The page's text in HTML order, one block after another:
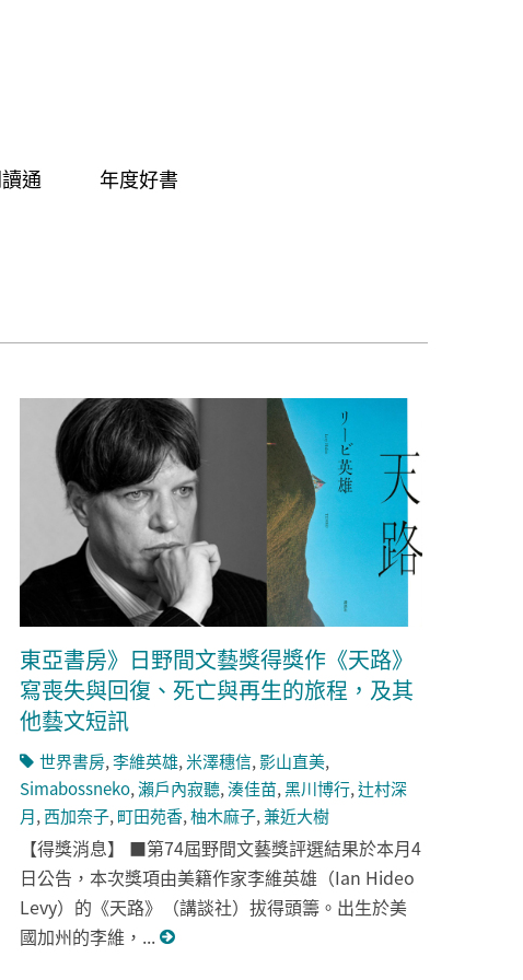
通 年度好書
東亞書房》日野間文藝獎得獎作《天路》
寫喪失與回復、死亡與再生的旅程，及其
他藝文短訊
世界書房,李維英雄,米澤穗信,影山直美,
Simabossneko,瀨戶內寂聽,湊佳苗,黑川博行,辻村深
月,西加奈子, 町田苑香,柚木麻子,兼近大樹
【得獎消息】 ■第74屆野間文藝獎評選結果於本月4
日公告，本次獎項由美籍作家李維英雄（Ian Hideo
Levy）的《天路》（講談社）拔得頭籌。出生於美
國加州的李維，...